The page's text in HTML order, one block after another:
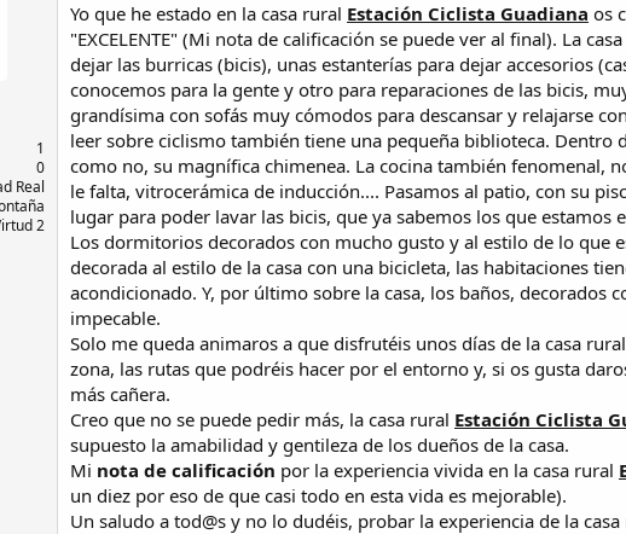
o
n
e
:
1
0
Real
2
Yo que he estado en la casa rural Estación Ciclista Guadiana os
"EXCELENTE" (Mi nota de calificación se puede ver al final). La
dejar las burricas (bicis), unas estanterías para dejar accesorios
conocemos para la gente y otro para reparaciones de las bicis,
grandísima con sofás muy cómodos para descansar y relajarse
leer sobre ciclismo también tiene una pequeña biblioteca. Dentro
como no, su magnífica chimenea. La cocina también
le falta, vitrocerámica de inducción.... Pasamos al patio, con su
lugar para poder lavar las bicis, que ya sabemos los que
Los dormitorios decorados con mucho gusto y al estilo de lo que
decorada al estilo de la casa con una bicicleta, las habitaciones
acondicionado. Y, por último sobre la casa, los baños, decorados
impecable.
Solo me queda animaros a que disfrutéis unos días de la casa rural
zona, las rutas que podréis hacer por el entorno y, si os gusta
más cañera.
Creo que no se puede pedir más, la casa rural Estación Ciclista
supuesto la amabilidad y gentileza de los dueños de la casa.
Mi nota de calificación por la experiencia vivida en la casa rural
un diez por eso de que casi todo en esta vida es mejorable).
Un saludo a tod@s y no lo dudéis, probar la experiencia de la casa